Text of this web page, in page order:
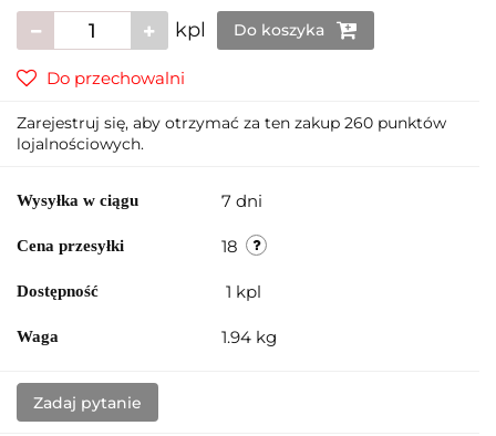
kpl Do koszyka
Do przechowalni
Zarejestruj się, aby otrzymać za ten zakup 260 punktów
lojalnościowych.
Wysyłka w ciągu 7 dni
Cena przesyłki 18
Dostępność 1 kpl
Waga 1.94 kg
Zadaj pytanie